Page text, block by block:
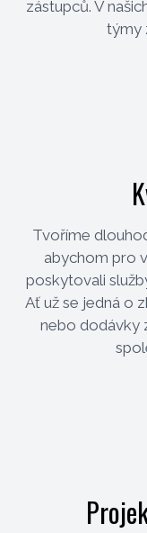
zástupců. V
týmy
Tvoříme
abychom pro
poskytovali
Ať už se jedná o
nebo dodávky